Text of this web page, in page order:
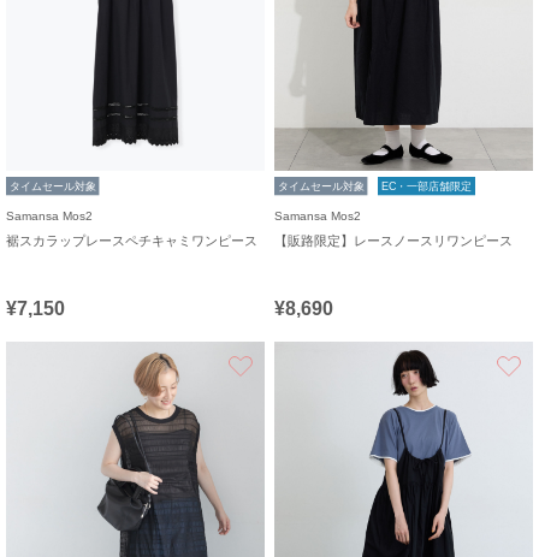
タイムセール対象
Samansa Mos2
裾スカラップレースペチキャミワンピース
¥7,150
タイムセール対象 EC・一部店舗限定
Samansa Mos2
【販路限定】レースノースリワンピース
¥8,690